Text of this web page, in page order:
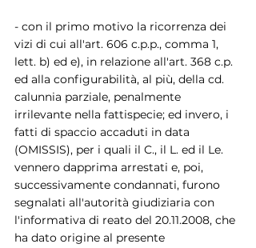
- con il primo motivo la ricorrenza dei
vizi di cui all'art. 606 c.p.p., comma 1,
lett. b) ed e), in relazione all'art. 368 c.p.
ed alla configurabilità, al più, della cd.
calunnia parziale, penalmente
irrilevante nella fattispecie; ed invero, i
fatti di spaccio accaduti in data
(OMISSIS), per i quali il C., il L. ed il Le.
vennero dapprima arrestati e, poi,
successivamente condannati, furono
segnalati all'autorità giudiziaria con
l'informativa di reato del 20.11.2008, che
ha dato origine al presente